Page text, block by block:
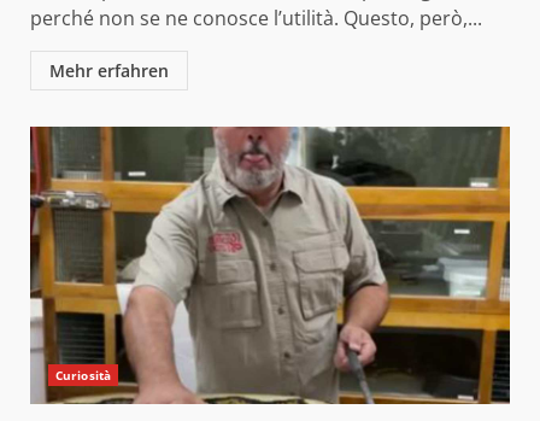
perché non se ne conosce l’utilità. Questo, però,...
Mehr erfahren
Curiosità